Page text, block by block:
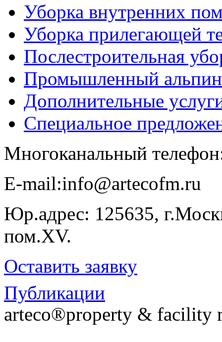
Уборка внутренних
Уборка прилегающей
Послестроительная
Промышленный
Дополнительные
Специальное
Многоканальный
E-​mail:info@artecofm.ru
Юр.адрес: 125635,
пом.XV.
Оставить заявку
Публикации
arteco®property & facility